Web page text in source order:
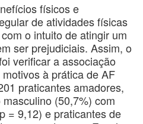
físicos e
de atividades físicas
o intuito de atingir um
ser prejudiciais. Assim, o
verificar a associação
à prática de AF
praticantes amadores,
(50,7%) com
= 9,12) e praticantes de